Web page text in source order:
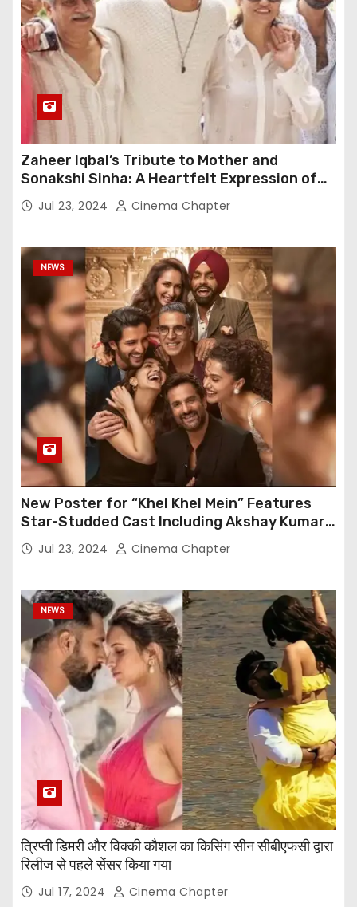
Zaheer Iqbal’s Tribute to Mother and
Sonakshi Sinha: A Heartfelt Expression of
Gratitude
Jul 23, 2024 Cinema Chapter
NEWS
New Poster for “Khel Khel Mein” Features
Star-Studded Cast Including Akshay Kumar,
Taapsee Pannu, Fardeen Khan, and More
Jul 23, 2024 Cinema Chapter
NEWS
त्रिप्ती डिमरी और विक्की कौशल का किसिंग सीन सीबीएफसी द्वारा
रिलीज से पहले सेंसर किया गया
Jul 17, 2024 Cinema Chapter